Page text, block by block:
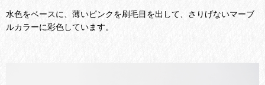
水色をベースに、薄いピンクを刷毛目を出して、さりげないマーブ
ルカラーに彩色しています。